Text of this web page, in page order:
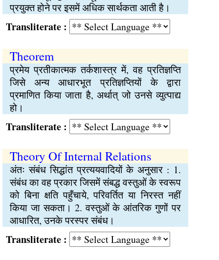
प्रयुक्त होने पर इसमें अधिक सार्थकता आती है।
:
Theorem
प्रमेय प्रतीकात्मक तर्कशास्त्र में, वह प्रतिज्ञप्ति
जिसे अन्य आधारभूत प्रतिज्ञप्तियों के द्वारा
प्रमाणित किया जाता है, अर्थात् जो उनसे व्युत्पाद्य
हो।
:
Theory Of Internal Relations
अंतः संबंध सिद्धांत प्रत्ययवादियों के अनुसार : 1.
संबंध का वह प्रकार जिसमें संबद्ध वस्तुओं के स्वरूप
को बिना क्षति पहुँचाये, परिवर्तित या निरस्त नहीं
किया जा सकता। 2. वस्तुओं के आंतरिक गुणों पर
आधारित, उनके परस्पर संबंध।
: